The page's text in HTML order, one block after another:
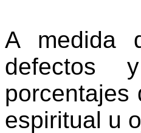
A medida
defectos
porcentajes
espiritual u